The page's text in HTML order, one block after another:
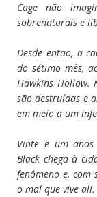
Cage não
sobrenaturais e
Desde então, a
do sétimo mês,
Hawkins Hollow.
são destruídas e
em meio a um
Vinte e um
Black chega à
fenômeno e, com
o mal que vive